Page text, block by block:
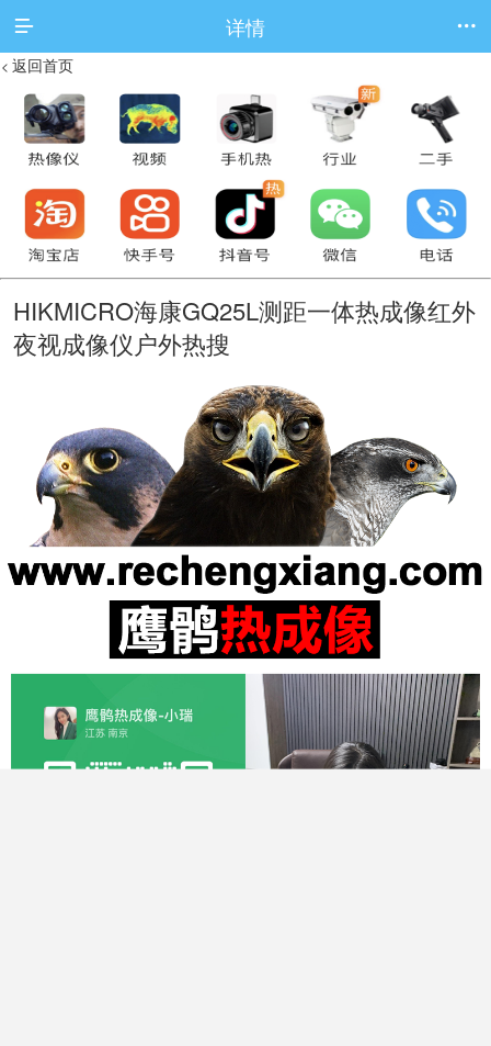
 详情 
< 返回首页
HIKMICRO海康GQ25L测距一体热成像红外
夜视成像仪户外热搜